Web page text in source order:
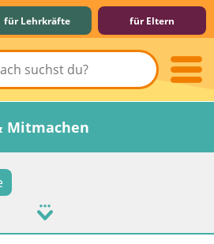
für Lehrkräfte für Eltern
Mitmachen